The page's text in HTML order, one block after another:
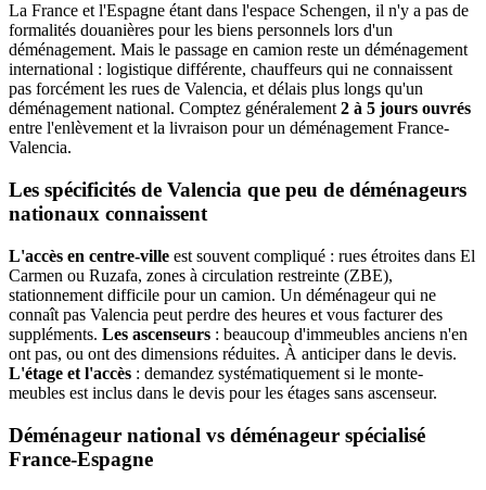
La France et l'Espagne étant dans l'espace Schengen, il n'y a pas de
formalités douanières pour les biens personnels lors d'un
déménagement. Mais le passage en camion reste un déménagement
international : logistique différente, chauffeurs qui ne connaissent
pas forcément les rues de Valencia, et délais plus longs qu'un
déménagement national. Comptez généralement 2 à 5 jours ouvrés
entre l'enlèvement et la livraison pour un déménagement France-
Valencia.
Les spécificités de Valencia que peu de déménageurs
nationaux connaissent
L'accès en centre-ville est souvent compliqué : rues étroites dans El
Carmen ou Ruzafa, zones à circulation restreinte (ZBE),
stationnement difficile pour un camion. Un déménageur qui ne
connaît pas Valencia peut perdre des heures et vous facturer des
suppléments. Les ascenseurs : beaucoup d'immeubles anciens n'en
ont pas, ou ont des dimensions réduites. À anticiper dans le devis.
L'étage et l'accès : demandez systématiquement si le monte-
meubles est inclus dans le devis pour les étages sans ascenseur.
Déménageur national vs déménageur spécialisé
France-Espagne